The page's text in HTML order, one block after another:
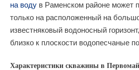
на воду в Раменском районе может
только на расположенный на
известняковый водоносный
близко к плоскости водопесчаные
Характеристики скважины в